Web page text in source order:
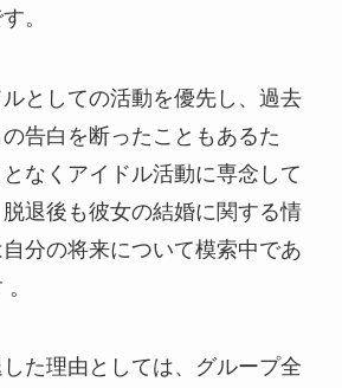
。
としての活動を優先し、過去
告白を断ったこともあるた
なくアイドル活動に専念して
退後も彼女の結婚に関する情
分の将来について模索中であ
た理由としては、グループ全